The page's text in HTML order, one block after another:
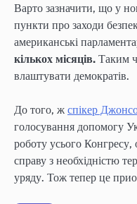
Варто зазначити, що у
пункти про заходи
американські
кількох місяців. Таким
влаштувати демократів.
До того, ж спікер
голосування допомогу
роботу усього
справу з необхідністю
уряду. Тож тепер це